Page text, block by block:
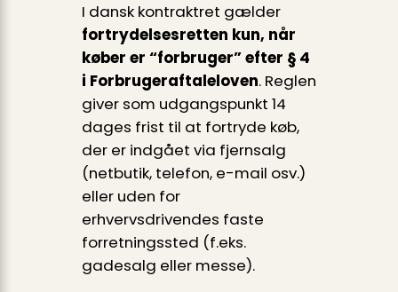
I dansk kontraktret gælder
fortrydelsesretten kun, når
køber er “forbruger” efter § 4
i Forbrugeraftaleloven. Reglen
giver som udgangspunkt 14
dages frist til at fortryde køb,
der er indgået via fjernsalg
(netbutik, telefon, e-mail osv.)
eller uden for
erhvervsdrivendes faste
forretningssted (f.eks.
gadesalg eller messe).